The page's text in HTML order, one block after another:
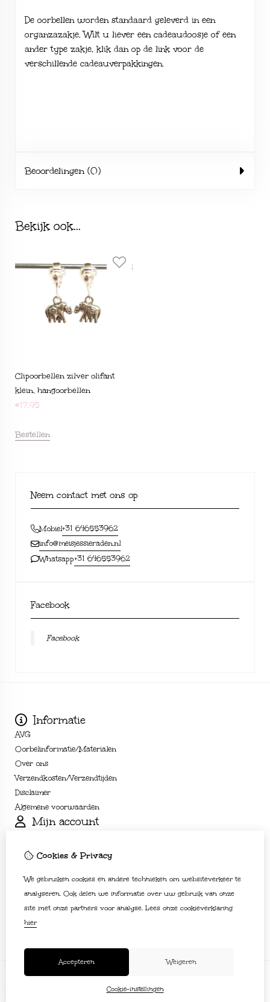
De oorbellen worden standaard geleverd in een
organzazakje. Wilt u liever een cadeaudoosje of een
ander type zakje, klik dan op de link voor de
verschillende cadeauverpakkingen.
Beoordelingen (0)
Bekijk ook...
Clipoorbellen zilver olifant
klein, hangoorbellen
€17,95
Bestellen
Neem contact met ons op
Mobiel+31 646553962
info@meisjessieraden.nl
Whatsapp+31 646553962
Facebook
Facebook
Informatie
AVG
Oorbelinformatie/Materialen
Over ons
Verzendkosten/Verzendtijden
Disclaimer
Algemene voorwaarden
Mijn account
Bestelhistorie
Nieuwsbrief
Klantenservice
Contact
Sitemap
Cookies & Privacy
We gebruiken cookies en andere technieken om websiteverkeer te
analyseren. Ook delen we informatie over uw gebruik van onze
site met onze partners voor analyse. Lees onze cookieverklaring
hier
Accepteren Weigeren
Cookie-instellingen